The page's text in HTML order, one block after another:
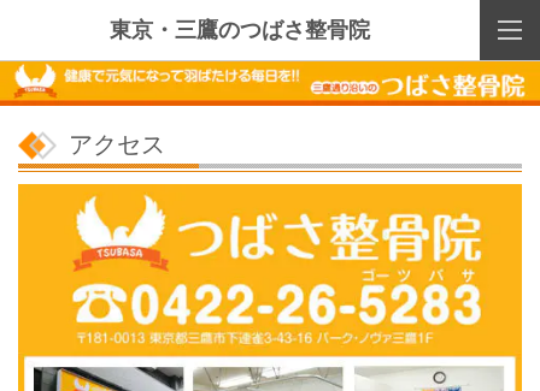
東京・三鷹のつばさ整骨院
アクセス